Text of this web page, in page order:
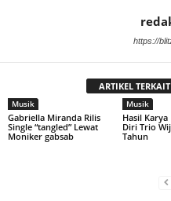
https://
ARTIKEL TERKAIT
Musik
Gabriella Miranda Rilis
Single “tangled” Lewat
Moniker gabsab
Musik
Hasil
Diri Trio
Tahun